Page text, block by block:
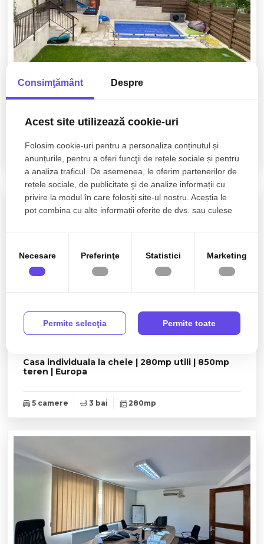
Gruia!
Cluj-Napoca, Gruia
5 camere 3 bai 160mp
Casa individuala la cheie | 280mp utili | 850mp
teren | Europa
5 camere 3 bai 280mp
Consimţământ Despre
Acest site utilizează cookie-uri
Folosim cookie-uri pentru a personaliza conținutul și
anunțurile, pentru a oferi funcţii de rețele sociale și pentru
a analiza traficul. De asemenea, le oferim partenerilor de
rețele sociale, de publicitate şi de analize informații cu
privire la modul în care folosiți site-ul nostru. Aceștia le
pot combina cu alte informații oferite de dvs. sau culese
Necesare Preferinţe Statistici Marketing
Permite selecţia Permite toate